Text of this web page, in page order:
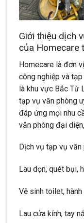
Giới thiệu dịch
của Homecare
Homecare là đơn
công nghiệp và
là khu vực Bắc Từ
tạp vụ văn phòng
đáp ứng mọi nhu
văn phòng đại
Dịch vụ tạp vụ
Lau dọn, quét bụi,
Vệ sinh toilet,
Lau cửa kính, tay